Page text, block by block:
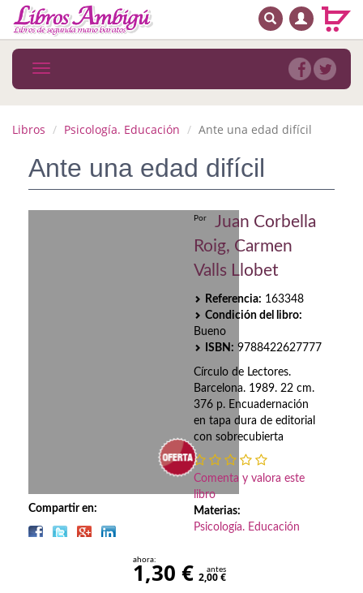
MENÚ PRINCIPAL
Novedades
MATERIAS
Cómic
Cuentos y relatos
BUSCAR
Toggle
navigation
Libros Psicología. Educación Ante una edad difícil
Ante una edad difícil
Compartir en:
Por
Juan Corbella
Roig, Carmen
Valls Llobet
Referencia: 163348
Condición del libro:
Bueno
ISBN: 9788422627777
Círculo de Lectores.
Barcelona. 1989. 22 cm.
376 p. Encuadernación
en tapa dura de editorial
con sobrecubierta
Comenta y valora este
libro
Materias:
Psicología. Educación
ahora:
1,30 € antes
2,00 €